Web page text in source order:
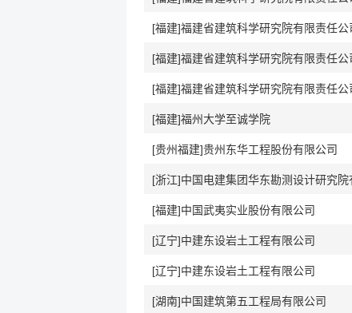
[福建]福建省建筑科学研究院有限责任公
[福建]福建省建筑科学研究院有限责任公
[福建]福建省建筑科学研究院有限责任公
[福建]福州大学至诚学院
[贵州福建]贵州东华工程股份有限公司
[浙江]中国电建集团华东勘测设计研究院
[福建]中国武夷实业股份有限公司
[辽宁]中建东设岩土工程有限公司
[辽宁]中建东设岩土工程有限公司
[湖南]中国建筑第五工程局有限公司